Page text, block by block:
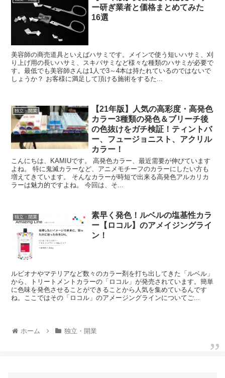
ー研ぎ業者と価格まとめてみた
16選
美容師の商売道具といえばハサミです。メインで使う短いハサミ、刈
り上げ用の長いハサミ、スキバサミなど様々な種類のハサミが必要で
す。最低でも美容師さんは1人で3～4本は持たれているのではないで
しょうか？ お客様に満足して頂ける施術をするた...
独立・開業
【21年版】人気の高彩度・高発色
カラー3種類の発色＆ブリーチ後
の色抜けをガチ検証！ティントバ
ー、フュージョニスト、アクリル
カラー！
こんにちは、KAMIUです。 高発色カラー、最近需要が伸びています
よね。 特に鬼滅カラーなど、アニメモチーフのカラーにしたい方も
増えてきています。 そんなカラーが時短で出来る高発色アルカリカ
ラーは魅力的ですよね。 今回は、そ...
独立・開業
素早く発色！ルベルの塩基性カラ
ー【ロコル】のアメイジングライ
ン！
ルビオナやマテリアなど数々のカラー剤を打ち出してきた「ルベル」
から、トリートメントカラーの「ロコル」が発売されています。簡単
に色味を発色させることができることから人気を集めているんです
ね。ここではその「ロコル」のアメージングラインについてご...
ホーム 独立・開業